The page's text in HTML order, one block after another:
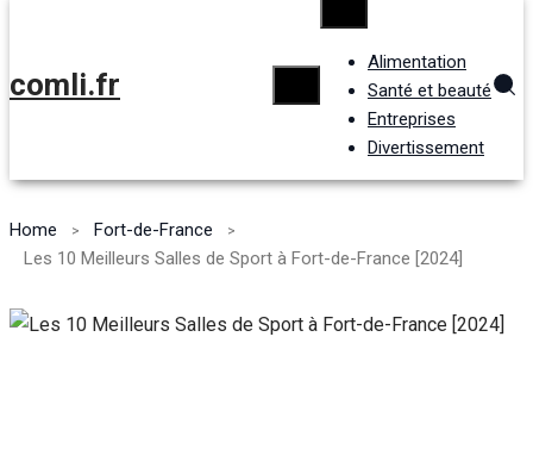
comli.fr
Alimentation
Santé et beauté
Entreprises
Divertissement
Home
Fort-de-France
Les 10 Meilleurs Salles de Sport à Fort-de-France [2024]